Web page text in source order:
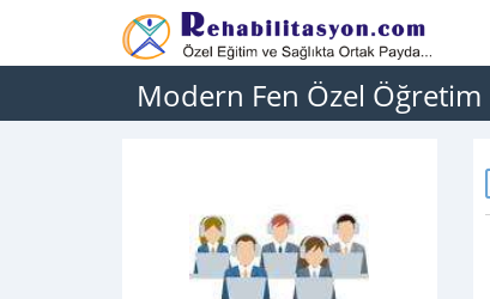
Modern Fen Özel Öğretim